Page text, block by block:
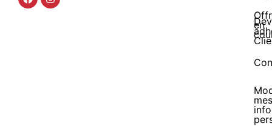
en
mes